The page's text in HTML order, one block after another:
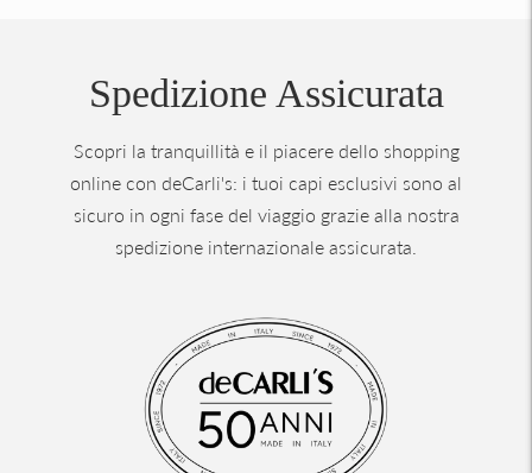
Spedizione Assicurata
Scopri la tranquillità e il piacere dello shopping
online con deCarli's: i tuoi capi esclusivi sono al
sicuro in ogni fase del viaggio grazie alla nostra
spedizione internazionale assicurata.